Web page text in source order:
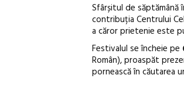
Sfârșitul de săptămână
contribuția Centrului
a căror prietenie este
Festivalul se încheie pe
Român), proaspăt
pornească în căutarea